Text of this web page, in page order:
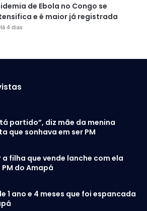
de Ebola no Congo se
e é maior já registrada
4 dias
partido”, diz mãe da menina
que sonhava em ser PM
filha que vende lanche com ela
do Amapá
1 ano e 4 meses que foi espancada